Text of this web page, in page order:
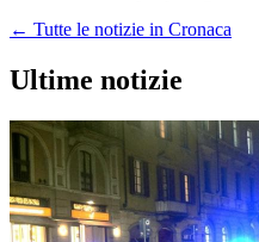
← Tutte le notizie in Cronaca
Ultime notizie